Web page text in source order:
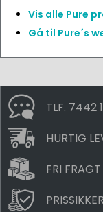
Vis alle Pure
Gå til Pure´s
TLF. 7442
HURTIG
FRI